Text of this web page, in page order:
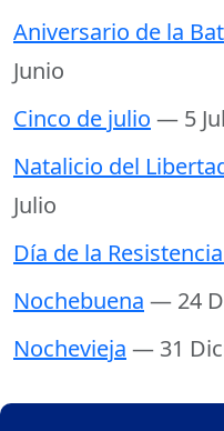
Aniversario de la
Junio
Cinco de julio — 5
Natalicio del
Julio
Día de la
Nochebuena — 24
Nochevieja — 31